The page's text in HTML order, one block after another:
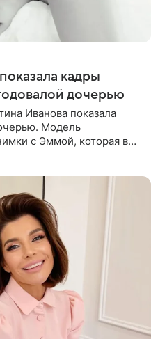
кадры
дочерью
Иванова показала
Модель
с Эммой, которая в